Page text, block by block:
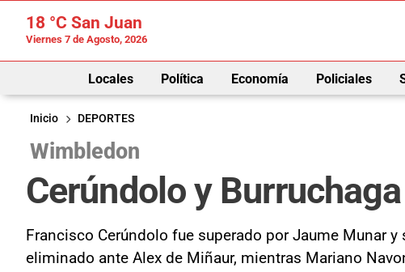
18 °C San Juan
Viernes 7 de Agosto, 2026
Locales Política Economía Policiales
Inicio
DEPORTES
Wimbledon
Cerúndolo y
Francisco Cerúndolo fue superado por Jaume Munar
eliminado ante Alex de Miñaur, mientras Mariano